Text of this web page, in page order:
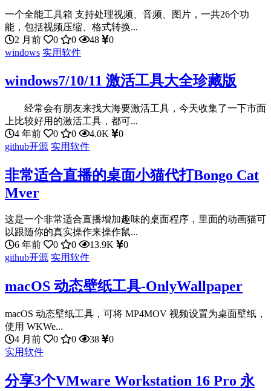
一个全能工具箱 支持处理视频、音频、图片，一共26个功
能，包括视频压缩、格式转换...
2 月前
0 0 48
0
windows 实用软件
windows7/10/11 激活工具大全珍藏版
经常会有朋友来找大海要激活工具，今天收集了一下市面
上比较好用的激活工具，都可...
4 年前
0 0 4.0K
0
github开源 实用软件
非常适合直播的桌面小猫代打Bongo Cat
Mver
这是一个非常适合直播增加趣味的桌面程序，里面的动画猫可
以跟随你的真实操作来操作鼠...
6 年前
0 0 13.9K
0
github开源 实用软件
macOS 动态壁纸工具-OnlyWallpaper
macOS 动态壁纸工具，可将 MP4MOV 视频设置为桌面壁纸，
使用 WKWe...
4 月前
0 0 38
0
实用软件
分享3个VMware Workstation 16 Pro 永